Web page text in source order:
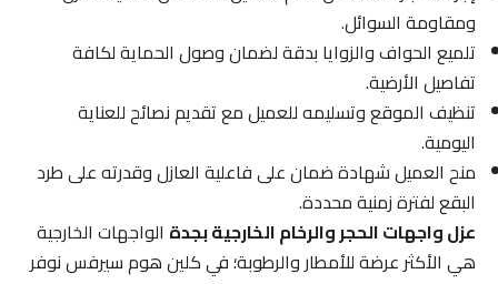
ومقاومة السوائل.
تلميع الحواف والزوايا بدقة لضمان وصول الحماية لكافة
تفاصيل الأرضية.
تنظيف الموقع وتسليمه للعميل مع تقديم نصائح للعناية
اليومية.
منح العميل شهادة ضمان على فاعلية العازل وقدرته على طرد
البقع لفترة زمنية محددة.
عزل واجهات الحجر والرخام الخارجية بجدةالواجهات الخارجية
هي الأكثر عرضة للأمطار والرطوبة؛ في كلين هوم سيرفس نوفر